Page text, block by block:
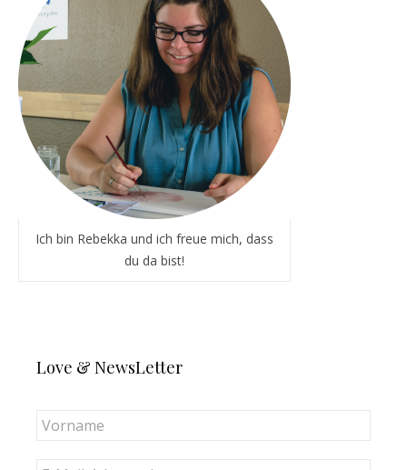
Ich bin Rebekka und ich freue mich, dass
du da bist!
Love & NewsLetter